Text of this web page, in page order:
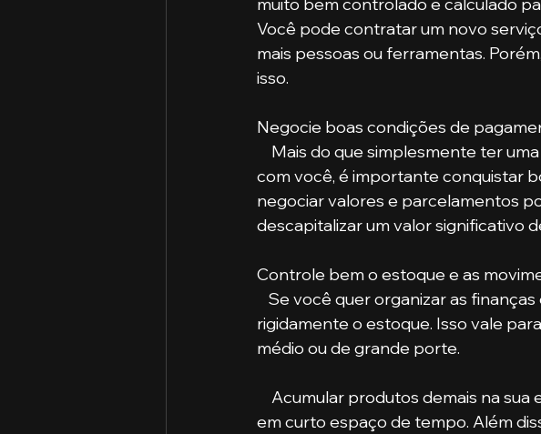
muito bem controlado e calculado
Você pode contratar um novo
mais pessoas ou ferramentas.
isso.
Negocie boas condições de
Mais do que simplesmente ter
com você, é importante conquistar
negociar valores e parcelamentos
descapitalizar um valor significativo
Controle bem o estoque e as
rigidamente o estoque. Isso vale
médio ou de grande porte.
em curto espaço de tempo. Além